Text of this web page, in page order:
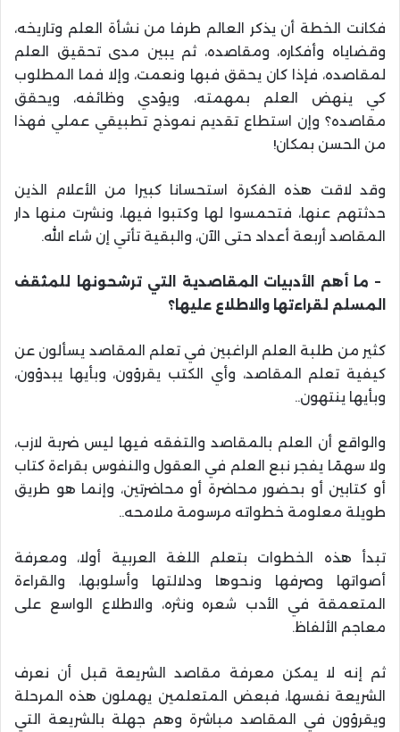
فكانت الخطة أن يذكر العالم طرفا من نشأة العلم وتاريخه،
وقضاياه وأفكاره، ومقاصده، ثم يبين مدى تحقيق العلم
لمقاصده، فإذا كان يحقق فبها ونعمت، وإلا فما المطلوب
كي ينهض العلم بمهمته، ويؤدي وظائفه، ويحقق
مقاصده؟ وإن استطاع تقديم نموذج تطبيقي عملي فهذا
من الحسن بمكان!
وقد لاقت هذه الفكرة استحسانا كبيرا من الأعلام الذين
حدثتهم عنها، فتحمسوا لها وكتبوا فيها، ونشرت منها دار
المقاصد أربعة أعداد حتى الآن، والبقية تأتي إن شاء الله.
– ما أهم الأدبيات المقاصدية التي ترشحونها للمثقف
المسلم لقراءتها والاطلاع عليها؟
كثير من طلبة العلم الراغبين في تعلم المقاصد يسألون عن
كيفية تعلم المقاصد، وأي الكتب يقرؤون، وبأيها يبدؤون،
وبأيها ينتهون..
والواقع أن العلم بالمقاصد والتفقه فيها ليس ضربة لازب،
ولا سهمًا يفجر نبع العلم في العقول والنفوس بقراءة كتاب
أو كتابين أو بحضور محاضرة أو محاضرتين، وإنما هو طريق
طويلة معلومة خطواته مرسومة ملامحه..
تبدأ هذه الخطوات بتعلم اللغة العربية أولا، ومعرفة
أصواتها وصرفها ونحوها ودلالتها وأسلوبها، والقراءة
المتعمقة في الأدب شعره ونثره، والاطلاع الواسع على
معاجم الألفاظ.
ثم إنه لا يمكن معرفة مقاصد الشريعة قبل أن نعرف
الشريعة نفسها، فبعض المتعلمين يهملون هذه المرحلة
ويقرؤون في المقاصد مباشرة وهم جهلة بالشريعة التي